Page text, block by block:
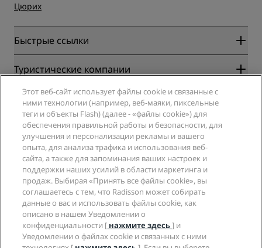
Цюрих
Быстрые ссылки
Radisson Rewards
Blog
Направления
Новые и будущие отели
Приложение Radisson Hotels
Отели со статусом Sports Approved
Отели для семейного отдыха
Охрана здоровья и безопасность
Туристические компании
Партнеры
Турагенты
Компания
Radisson Hotel Group
СМИ
Вакансии в RHG
Вакансии в PPHE
Вакансии в EHL
The Club by RHG
Возможности развития
Социально ответственный бизнес
Закупки
Юридическая информация
Центр конфиденциальности
Правовая оговорка
Условия и положения программы Radisson Rewards
Соглашение о пользовании сайтом
Цифровая доступность
Заявление о современном рабстве
Помощь
Уведомления для клиентов
Контактная информация
Часто задаваемые вопросы
Карта сайта
Социальные сети
Бренды Radisson Hotels
Этот веб-сайт использует файлы cookie и связанные с
ними технологии (например, веб-маяки, пиксельные
теги и объекты Flash) (далее - «файлы cookie») для
обеспечения правильной работы и безопасности, для
улучшения и персонализации рекламы и вашего
опыта, для анализа трафика и использования веб-
сайта, а также для запоминания ваших настроек и
поддержки наших усилий в области маркетинга и
продаж. Выбирая «Принять все файлы cookie», вы
соглашаетесь с тем, что Radisson может собирать
данные о вас и использовать файлы cookie, как
описано в нашем Уведомлении о
конфиденциальности [ нажмите здесь] и
Уведомлении о файлах cookie и связанных с ними